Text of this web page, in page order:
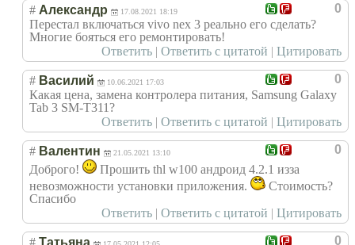
0
# Александр 17.08.2021 18:19
Перестал включаться vivo nex 3 реально его сделать?
Многие бояться его ремонтировать!
Ответить | Ответить с цитатой | Цитировать
0
# Василий 10.06.2021 17:03
Какая цена, замена контролера питания, Samsung Galaxy
Tab 3 SM-T311?
Ответить | Ответить с цитатой | Цитировать
0
# Валентин 21.05.2021 13:10
Доброго!
Прошить thl w100 андроид 4.2.1 изза
невозможности установки приложения.
Стоимость?
Спасибо
Ответить | Ответить с цитатой | Цитировать
0
# Татьяна